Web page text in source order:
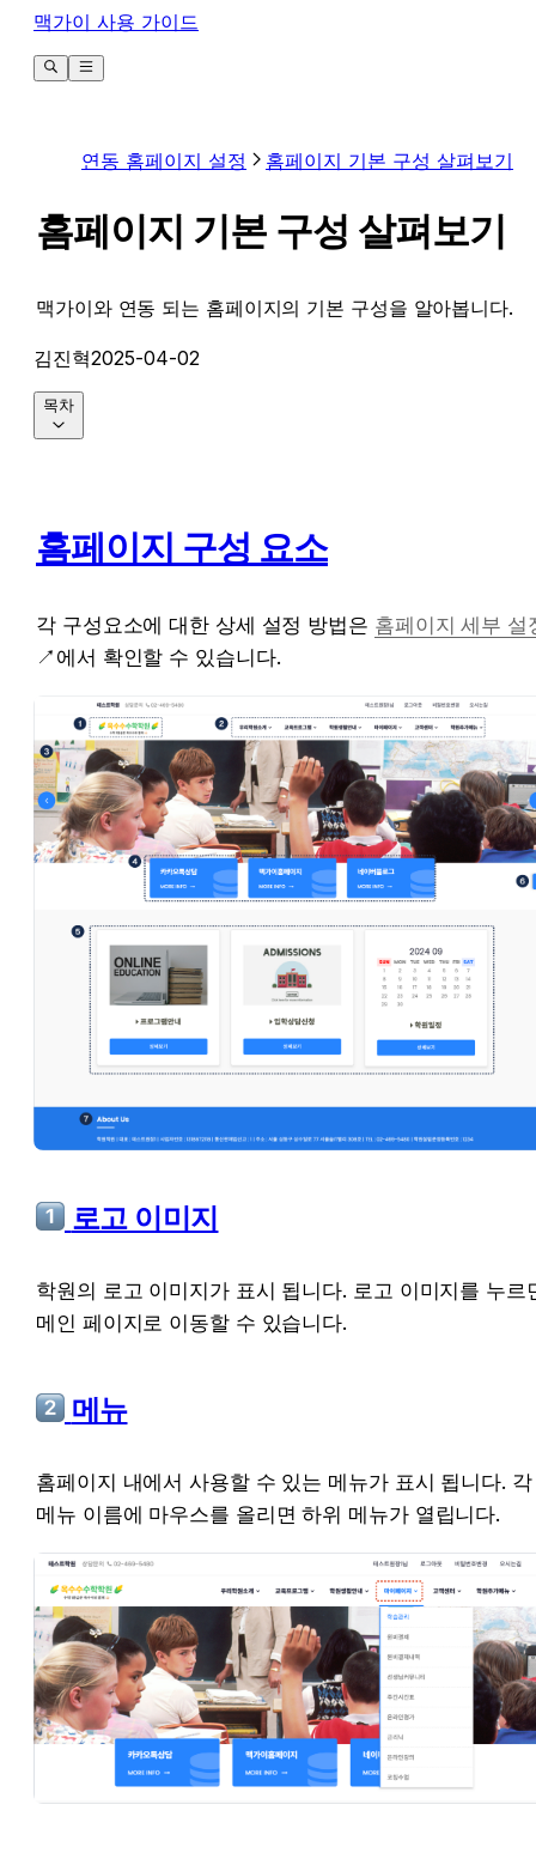
맥가이 사용 가이드
연동 홈페이지 설정 홈페이지 기본 구성 살펴보기
홈페이지 기본 구성 살펴보기
맥가이와 연동 되는 홈페이지의 기본 구성을 알아봅니다.
김진혁2025-04-02
홈페이지 구성 요소
각 구성요소에 대한 상세 설정 방법은 홈페이지 세부 설
↗ 에서 확인할 수 있습니다.
로고 이미지
학원의 로고 이미지가 표시 됩니다. 로고 이미지를 누르
메인 페이지로 이동할 수 있습니다.
메뉴
홈페이지 내에서 사용할 수 있는 메뉴가 표시 됩니다. 각
메뉴 이름에 마우스를 올리면 하위 메뉴가 열립니다.
목차